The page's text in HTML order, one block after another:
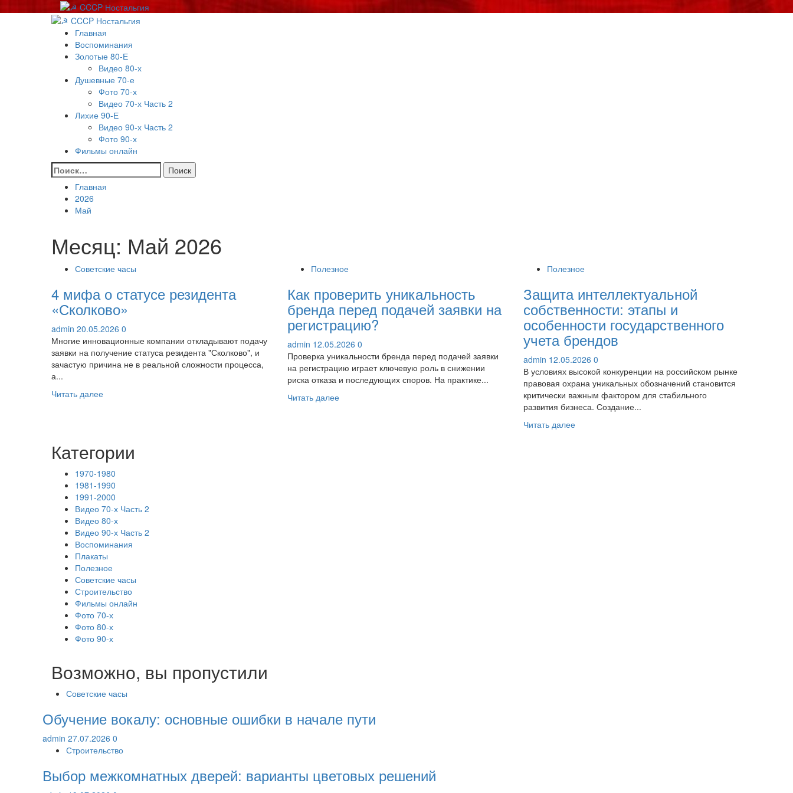
Основное
меню
Главная
Воспоминания
Золотые 80-Е
Видео 80-х
Душевные 70-е
Фото 70-х
Видео 70-х Часть 2
Лихие 90-Е
Видео 90-х Часть 2
Фото 90-х
Фильмы онлайн
Найти:
Главная
2026
Май
Месяц: Май 2026
Советские часы
4 мифа о статусе резидента
«Сколково»
admin 20.05.2026 0
Многие инновационные компании откладывают подачу
заявки на получение статуса резидента "Сколково", и
зачастую причина не в реальной сложности процесса,
а...
Читать далееПрочитать
о
статусе
резидента
«Сколково»
Полезное
Как проверить уникальность
бренда перед подачей заявки на
регистрацию?
admin 12.05.2026 0
Проверка уникальности бренда перед подачей заявки
на регистрацию играет ключевую роль в снижении
риска отказа и последующих споров. На практике...
Читать далееПрочитать
Полезное
Защита интеллектуальной
собственности: этапы и
особенности государственного
учета брендов
admin 12.05.2026 0
В условиях высокой конкуренции на российском рынке
правовая охрана уникальных обозначений становится
критически важным фактором для стабильного
развития бизнеса. Создание...
Читать далееПрочитать
Категории
1970-1980
1981-1990
1991-2000
Видео 70-х Часть 2
Видео 80-х
Видео 90-х Часть 2
Воспоминания
Плакаты
Полезное
Советские часы
Строительство
Фильмы онлайн
Фото 70-х
Фото 80-х
Фото 90-х
Возможно, вы пропустили
Советские часы
Обучение вокалу: основные ошибки в начале пути
admin 27.07.2026 0
Строительство
Выбор межкомнатных дверей: варианты цветовых решений